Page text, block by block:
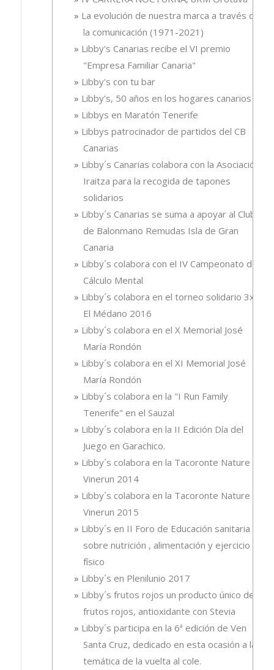
La evolución de nuestra marca a través de
la comunicación (1971-2021)
Libby's Canarias recibe el VI premio
"Empresa Familiar Canaria"
Libby's con tu bar
Libby's, 50 años en los hogares canarios
Libbys en Maratón Tenerife
Libbys patrocinador de partidos del CB
Canarias
Libby´s Canarias colabora con la Asociación
Iraitza para la recogida de tapones
solidarios
Libby´s Canarias se suma a apoyar al Club
de Balonmano Remudas Isla de Gran
Canaria
Libby´s colabora con el IV Campeonato de
Cálculo Mental
Libby´s colabora en el torneo solidario 3x3,
El Médano 2016
Libby´s colabora en el X Memorial José
María Rondón
Libby´s colabora en el XI Memorial José
María Rondón
Libby´s colabora en la "I Run Family
Tenerife" en el Sauzal
Libby´s colabora en la II Edición Día del
Juego en Garachico.
Libby´s colabora en la Tacoronte Nature
Vinerun 2014
Libby´s colabora en la Tacoronte Nature
Vinerun 2015
Libby´s en II Foro de Educación sanitaria
sobre nutrición , alimentación y ejercicio
físico
Libby´s en Plenilunio 2017
Libby´s frutos rojos un producto único de
frutos rojos, antioxidante con Stevia
Libby´s participa en la 6ª edición de Ven
Santa Cruz, dedicado en esta ocasión a la
temática de la vuelta al cole.